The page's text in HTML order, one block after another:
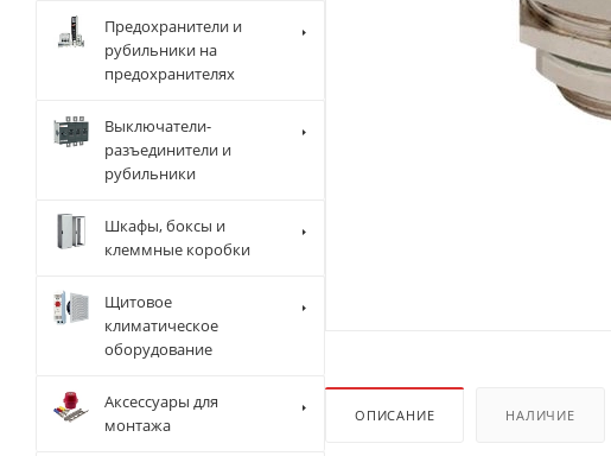
ОПИСАНИЕ НАЛИЧИЕ
Предохранители и
рубильники на
предохранителях
Выключатели-
разъединители и
рубильники
Шкафы, боксы и
клеммные коробки
Щитовое
климатическое
оборудование
Аксессуары для
монтажа